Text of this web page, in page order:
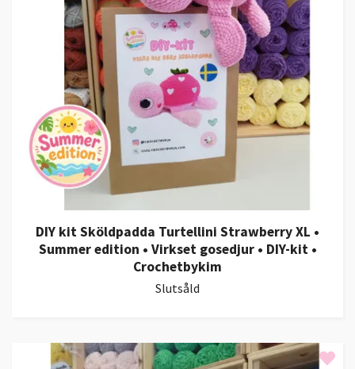
DIY kit Sköldpadda Turtellini Strawberry XL •
Summer edition • Virkset gosedjur • DIY-kit •
Crochetbykim
Slutsåld